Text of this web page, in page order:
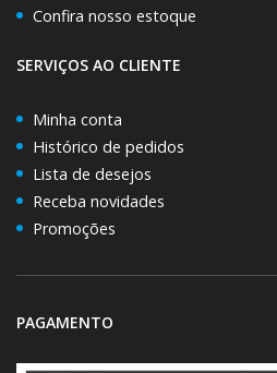
Confira nosso estoque
SERVIÇOS AO CLIENTE
Minha conta
Histórico de pedidos
Lista de desejos
Receba novidades
Promoções
PAGAMENTO